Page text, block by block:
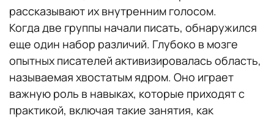
рассказывают их внутренним голосом.
Когда две группы начали писать, обнаружился
еще один набор различий. Глубоко в мозге
опытных писателей активизировалась область,
называемая хвостатым ядром. Оно играет
важную роль в навыках, которые приходят с
практикой, включая такие занятия, как